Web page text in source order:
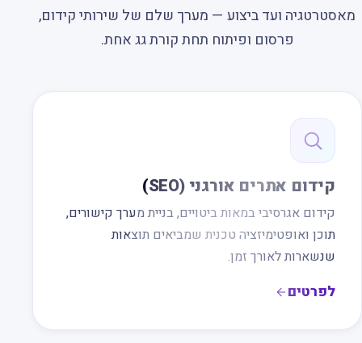
מאסטרטגיה ועד ביצוע — מערך שלם של שירותי קידום,
פרסום ופיתוח תחת קורת גג אחת.
קידום אתרים אורגני (SEO)
קידום אגרסיבי במאות ביטויים, בניית מערך קישורים,
תוכן ואופטימיזציה טכנית שמביאים תוצאות
שנשארות לאורך זמן.
לפרטים